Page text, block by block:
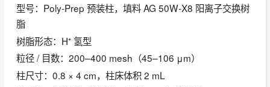
型号：Poly‑Prep 预装柱，填料 AG 50W‑X8 阳离子交换树
脂
树脂形态：H⁺ 氢型
粒径 / 目数：200–400 mesh（45–106 μm）
柱尺寸：0.8 × 4 cm，柱床体积 2 mL